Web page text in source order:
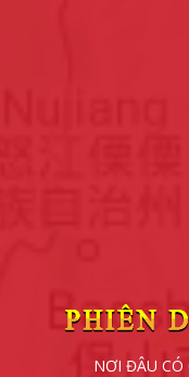
NƠI ĐÂU CÓ